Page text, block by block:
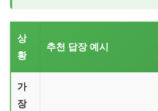
상
황
추천 답장 예시
가
장